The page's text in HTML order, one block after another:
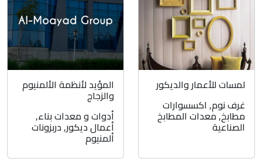
لمسات للأعمار والديكور
غرف نوم, اكسسوارات
مطابخ,معدات المطابخ
الصناعية
المؤيد لأنظمة الألمنيوم
والزجاج
أدوات و معدات بناء,
أعمال ديكور,دربزونات
ألمنيوم